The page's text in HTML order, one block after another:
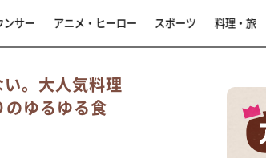
ンサー アニメ・ヒーロー スポーツ 料理・旅
。大人気料理
のゆるゆる食